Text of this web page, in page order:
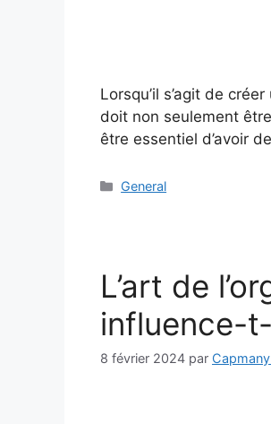
Lorsqu’il s’agit de
doit non seulement
être essentiel d’avoir
General
L’art de
influence-
8 février 2024 par